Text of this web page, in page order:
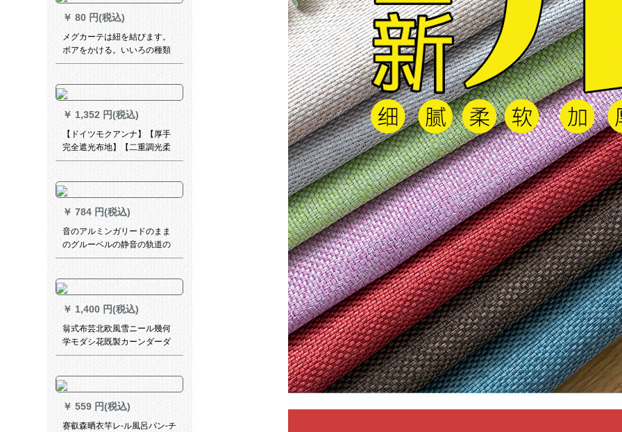
の湖青+黄色2.0枚2.2高フルを
装着しています。
￥ 80 円(税込)
メグカーテは紐を結びます。
ボアをかける。いいろの種類
があります。
￥ 1,352 円(税込)
【ドイツモクアンナ】【厚手
完全遮光布地】【二重調光柔
らかな紗のれん】【オフーテ
ンテオ】木目ミア色XY-SW
08-725
￥ 784 円(税込)
音のアルミンガリードのまま
のグルーベルの静音の轨道の
白の双ポイントル-顶が诘めら
￥ 1,400 円(税込)
翁式布芸北欧風雪ニール幾何
学モダシ花既製カーンダーダ
ーダーカーンテーンシリーズ
リーズシリーズシリーズシリ
ーズシリーズシリーズシリー
ズシリーズ：2.5枚*2.7枚高一
片
￥ 559 円(税込)
赛叡森晒衣竿レ-ル風呂パン-チ